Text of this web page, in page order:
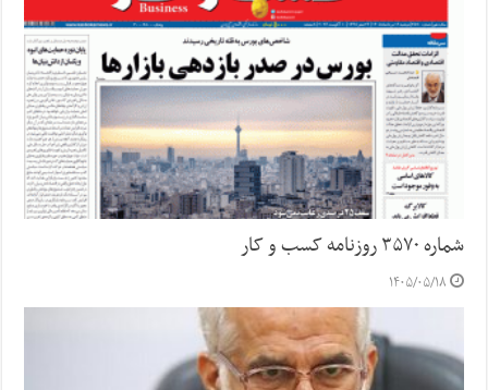
شماره ۳۵۷۰ روزنامه کسب و کار
۱۴۰۵/۰۵/۱۸